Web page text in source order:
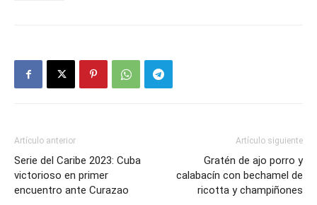
Artículo anterior
Serie del Caribe 2023: Cuba
victorioso en primer
encuentro ante Curazao
Artículo siguiente
Gratén de ajo porro y
calabacín con bechamel de
ricotta y champiñones